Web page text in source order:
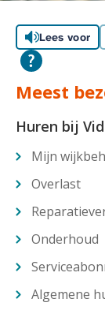
Lees voor
Meest
Huren bij
Mijn
Overlast
Onderhoud
Algemene